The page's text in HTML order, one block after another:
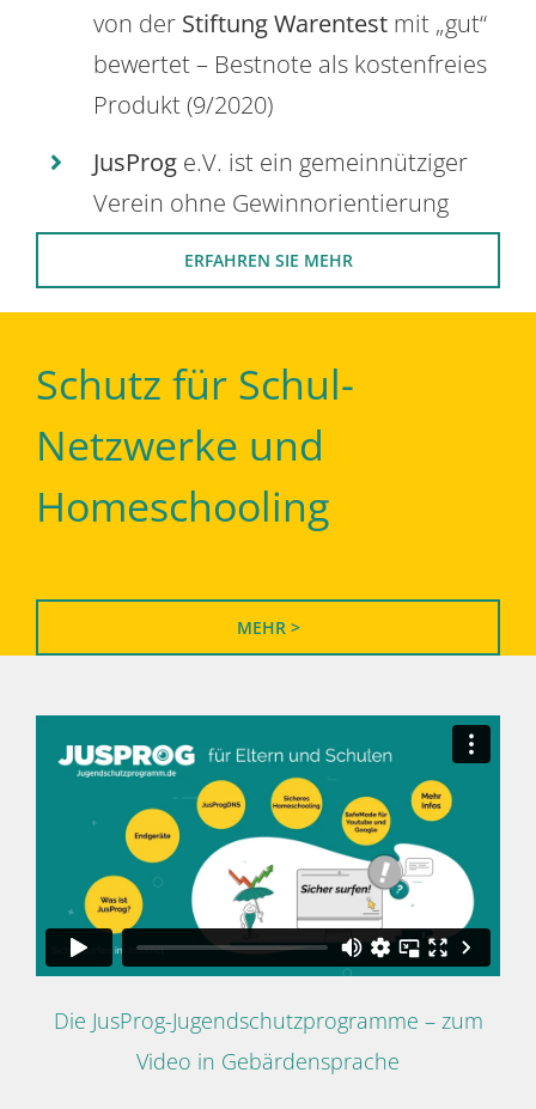
von der Stiftung Warentest mit „gut“
bewertet – Bestnote als kostenfreies
Produkt (9/2020)
JusProg e.V. ist ein gemeinnütziger
Verein ohne Gewinnorientierung
ERFAHREN SIE MEHR
Schutz für Schul-
Netzwerke und
Homeschooling
MEHR >
Die JusProg-Jugendschutzprogramme – zum
Video in Gebärdensprache